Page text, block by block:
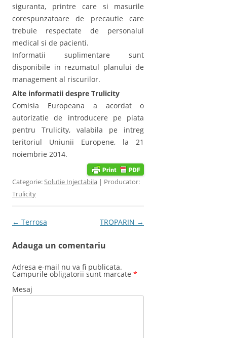
siguranta, printre care si masurile
corespunzatoare de precautie care
trebuie respectate de personalul
medical si de pacienti.
Informatii suplimentare sunt
disponibile in rezumatul planului de
management al riscurilor.
Alte informatii despre Trulicity
Comisia Europeana a acordat o
autorizatie de introducere pe piata
pentru Trulicity, valabila pe intreg
teritoriul Uniunii Europene, la 21
noiembrie 2014.
Categorie: Solutie Injectabila | Producator:
Trulicity
Post navigation
← Terrosa TROPARIN →
Adauga un comentariu
Adresa e-mail nu va fi publicata.
Campurile obligatorii sunt marcate *
Mesaj